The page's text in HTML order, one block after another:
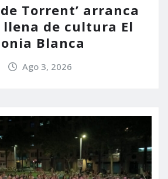
Torrent’ arranca
de cultura El
Blanca
Ago 3, 2026